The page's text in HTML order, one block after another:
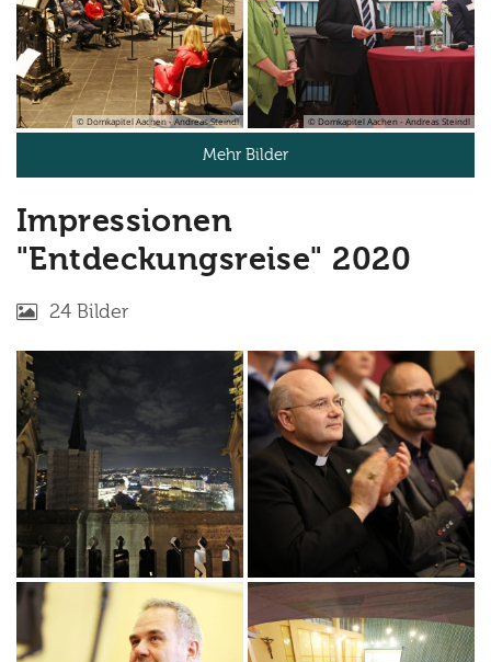
© Domkapitel Aachen - Andreas Steindl © Domkapitel Aachen - Andreas Steindl
Mehr Bilder
Impressionen
"Entdeckungsreise" 2020
24 Bilder